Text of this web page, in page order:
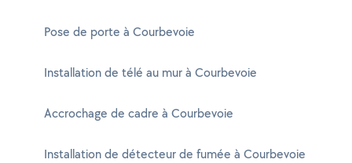
Pose de porte à Courbevoie
Installation de télé au mur à Courbevoie
Accrochage de cadre à Courbevoie
Installation de détecteur de fumée à Courbevoie